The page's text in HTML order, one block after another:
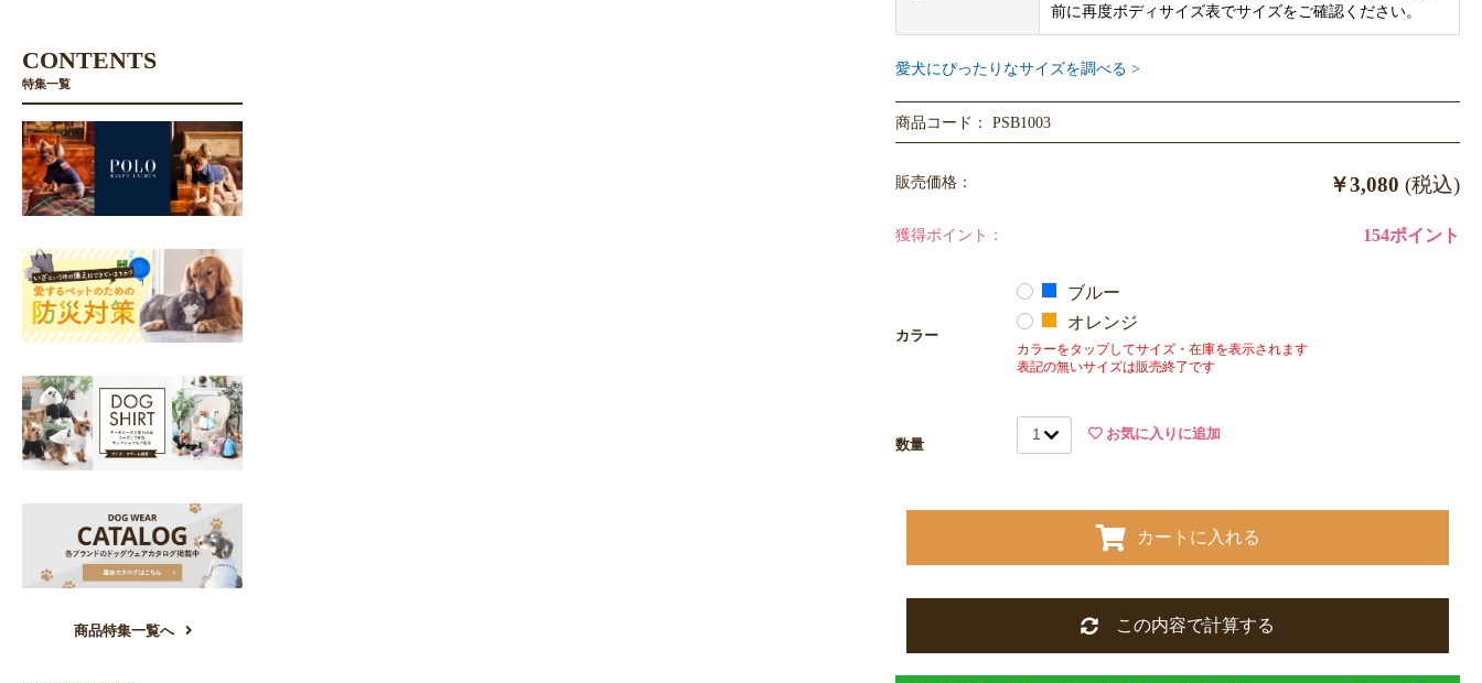
◎保冷剤サイズ：10.3×6.5cm 1個付き。
※サイズ表は犬のボディサイズとなります。毛量も考慮してご購入サイズをご検
※写真は保冷剤を入れていない状態で撮影しております。保冷剤を入れた際は洋
服や身体が少し大きく見える可能性がございます。
※写真は実際の色合いと異なる場合がございます。
前に再度ボディサイズ表でサイズをご確認ください。
愛犬にぴったりなサイズを調べる >
商品コード： PSB1003
販売価格： ￥3,080 (税込)
獲得ポイント： 154ポイント
カラー
ブルー
オレンジ
カラーをタップしてサイズ・在庫を表示されます
表記の無いサイズは販売終了です
数量
お気に入りに追加
カートに入れる
この内容で計算する
CONTENTS
特集一覧
商品特集一覧へ